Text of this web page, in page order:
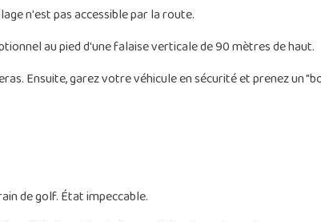
n'est pas accessible par la route.
au pied d'une falaise verticale de 90 mètres de haut.
Ensuite, garez votre véhicule en sécurité et prenez un
de golf. État impeccable.